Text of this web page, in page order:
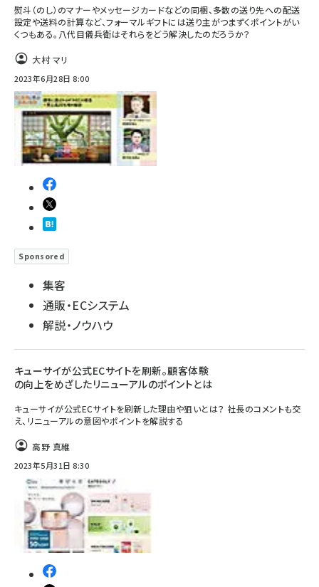
熨斗（のし）のマナーやメッセージカードなどの同梱、多数の送り先への配送
設定や送料の計算など、フォーマルギフトには送り主がつまずくポイントがい
くつもある。八代目儀兵衛はそれらをどう解決したのだろうか？
大村 マリ
2023年6月28日 8:00
Sponsored
集客
通販・ECシステム
解説・ノウハウ
キューサイが公式ECサイトを刷新。顧客体験
の向上をめざしたリニューアルのポイントとは
キューサイが公式ECサイトを刷新した理由や狙いとは？ 社長のコメントも交
え、リニューアルの意図やポイントを解説する
高野 真維
2023年5月31日 8:30